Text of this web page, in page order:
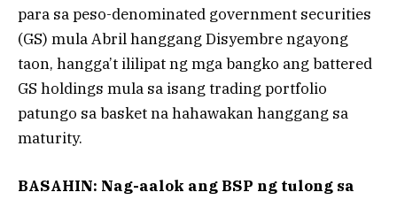
para sa peso-denominated government securities
(GS) mula Abril hanggang Disyembre ngayong
taon, hangga’t ililipat ng mga bangko ang battered
GS holdings mula sa isang trading portfolio
patungo sa basket na hahawakan hanggang sa
maturity.
BASAHIN: Nag-aalok ang BSP ng tulong sa